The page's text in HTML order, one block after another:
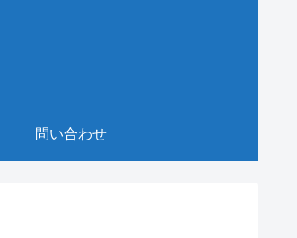
問い合わせ